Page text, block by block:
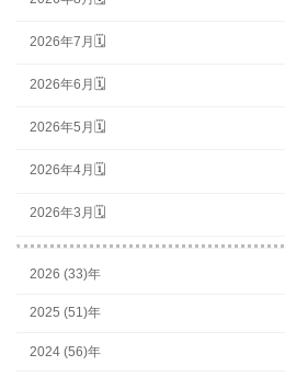
2026年7月🗓
2026年6月🗓
2026年5月🗓
2026年4月🗓
2026年3月🗓
2026 (33)年
2025 (51)年
2024 (56)年